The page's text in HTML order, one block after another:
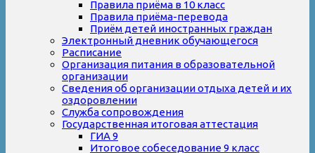
Правила приёма в 10 класс
Правила приёма-перевода
Приём детей иностранных граждан
Электронный дневник обучающегося
Расписание
Организация питания в образовательной
организации
Сведения об организации отдыха детей и их
оздоровлении
Служба сопровождения
Государственная итоговая аттестация
ГИА 9
Итоговое собеседование 9 класс